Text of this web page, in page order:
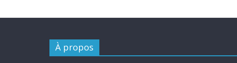
À propos